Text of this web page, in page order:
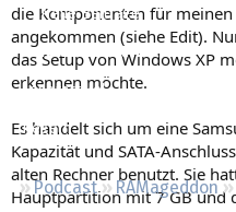
Neue Beiträge
Neueste Aktivitäten
Leserartikel
Regeln
Podcast RAMageddon
die Komponenten für meinen
angekommen (siehe Edit).
das Setup von Windows XP
erkennen möchte.
Es handelt sich um eine
Kapazität und SATA-
alten Rechner benutzt. Sie
Hauptpartition mit 7 GB und